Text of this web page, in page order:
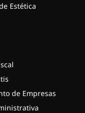
Estética
de Empresas